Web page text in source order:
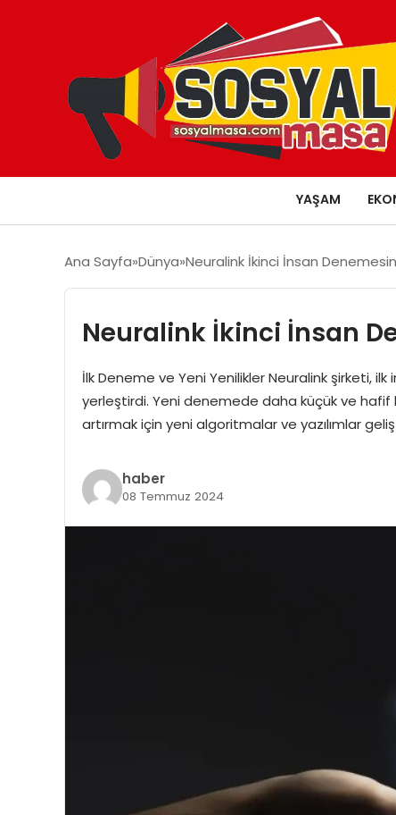
YAŞAM
Ana Sayfa Dünya Neuralink İkinci İnsan
Neuralink İkinci İnsan
İlk Deneme ve Yeni Yenilikler Neuralink şirketi,
yerleştirdi. Yeni denemede daha küçük ve hafif
artırmak için yeni algoritmalar ve yazılımlar
haber
08 Temmuz 2024